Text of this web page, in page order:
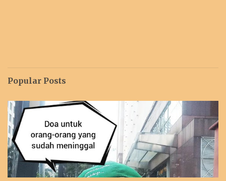
Popular Posts